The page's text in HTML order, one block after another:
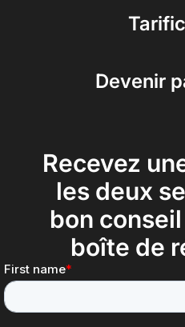
Devenir
Recevez
les deux
bon
boîte de